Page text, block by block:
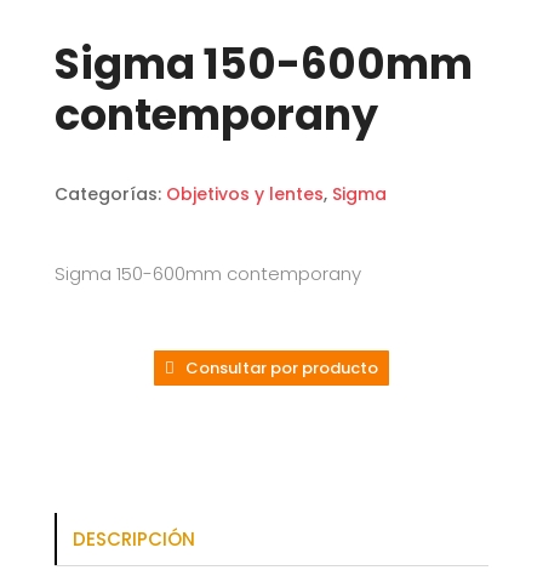
Sigma 150-600mm
contemporany
Categorías: Objetivos y lentes, Sigma
Sigma 150-600mm contemporany
Consultar por producto
DESCRIPCIÓN